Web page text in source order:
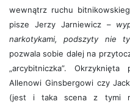
wewnątrz ruchu
pisze Jerzy Jarniewicz –
narkotykami, podszyty nie
pozwala sobie dalej na
„arcybitniczka”.
Allenowi Ginsbergowi czy
(jest i taka scena z tymi